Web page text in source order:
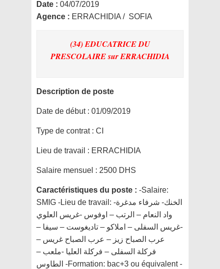
Date : 04/07/2019
Agence : ERRACHIDIA / SOFIA
(34) EDUCATRICE DU
PRESCOLAIREsur ERRACHIDIA
Description de poste
Date de début : 01/09/2019
Type de contrat : CI
Lieu de travail : ERRACHIDIA
Salaire mensuel : 2500 DHS
Caractéristiques du poste : -Salaire:
SMIG -Lieu de travail: الخنك- شرفاء مدغرة-
واد النعام – الرتب – اوفوس -غريس العلوي
-غريس السفلى – املاكو – تاديغوست – سيفا –
عرب الصباح زيز – عرب الصباح غريس –
فركلة السفلى – فركلة العليا -ملعب –
الطاوس -Formation: bac+3 ou équivalent -